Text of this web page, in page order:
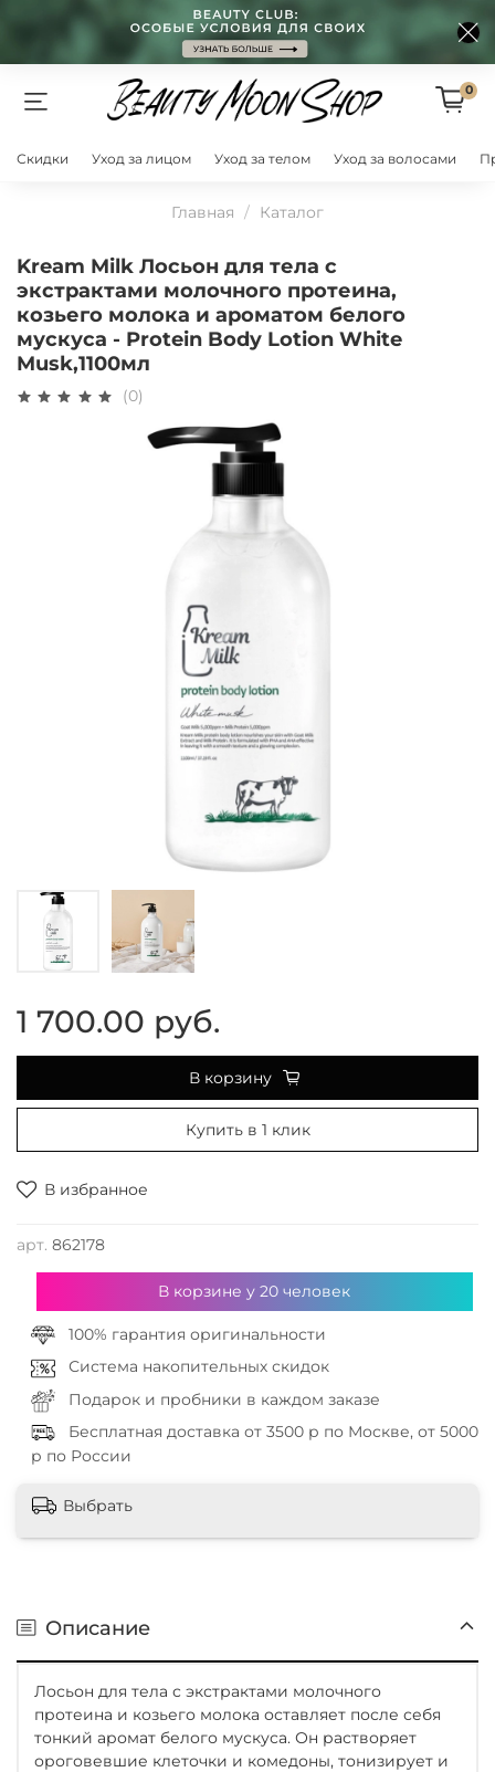
0
Скидки Уход за лицом Уход за телом Уход за волосами
Главная Каталог
Kream Milk Лосьон для тела с
экстрактами молочного протеина,
козьего молока и ароматом белого
мускуса - Protein Body Lotion White
Musk,1100мл
(0)
В избранное
арт. 862178
1 700.00 руб.
В корзину
Купить в 1 клик
В корзине у20 человек
100% гарантия оригинальности
Система накопительных скидок
Подарок и пробники в каждом заказе
Бесплатная доставка от 3500 р по Москве, от 5000
р по России
Выбрать
Описание
Лосьон для тела с экстрактами молочного
протеина и козьего молока оставляет после себя
тонкий аромат белого мускуса. Он растворяет
ороговевшие клеточки и комедоны, тонизирует и